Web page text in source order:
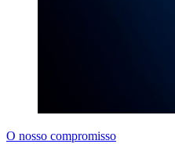
O nosso compromisso